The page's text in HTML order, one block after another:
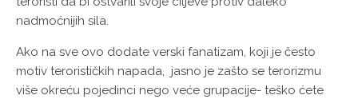
nadmoćnijih sila.
Ako na sve ovo dodate verski fanatizam, koji je često
motiv terorističkih napada, jasno je zašto se terorizmu
više okreću pojedinci nego veće grupacije- teško ćete